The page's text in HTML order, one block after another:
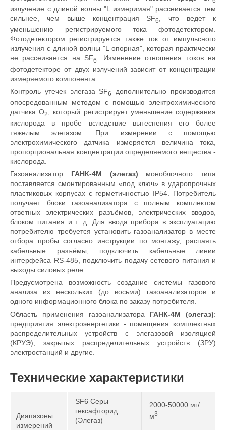
излучение с длиной волны "L измеримая" рассеивается тем
сильнее, чем выше концентрация SF6, что ведет к
уменьшению регистрируемого тока фотодетектором.
Фотодетектором регистрируется также ток от импульсного
излучения с длиной волны "L опорная", которая практически
не рассеивается на SF6. Изменение отношения токов на
фотодетекторе от двух излучений зависит от концентрации
измеряемого компонента.
Контроль утечек элегаза SF6
дополнительно производится
опосредованным методом с помощью электрохимического
датчика О2
, который регистрирует уменьшение содержания
кислорода в пробе вследствие вытеснения его более
тяжелым элегазом. При измерении с помощью
электрохимического датчика измеряется величина тока,
пропорциональная концентрации определяемого вещества -
кислорода.
Газоанализатор ГАНК-4М (элегаз) моноблочного типа
поставляется смонтированным «под ключ» в ударопрочных
пластиковых корпусах с герметичностью IP54. Потребитель
получает блоки газоанализатора с полным комплектом
ответных электрических разъёмов, электрических вводов,
блоком питания и т. д. Для ввода прибора в эксплуатацию
потребителю требуется установить газоанализатор в месте
отбора пробы согласно инструкции по монтажу, распаять
кабельные разъёмы, подключить кабельные линии
интерфейса RS-485, подключить подачу сетевого питания и
выходы силовых реле.
Предусмотрена возможность создание системы газового
анализа из нескольких (до восьми) газоанализаторов и
одного информационного блока по заказу потребителя.
Область применения газоанализатора ГАНК-4М (элегаз):
предприятия электроэнергетики - помещения комплектных
распределительных устройств с элегазовой изоляцией
(КРУЭ), закрытых распределительных устройств (ЗРУ)
электростанций и другие.
Технические характеристики
Диапазоны
измерений
SF6 Серы
гексафторид
(Элегаз)
2000-50000 мг/
м3